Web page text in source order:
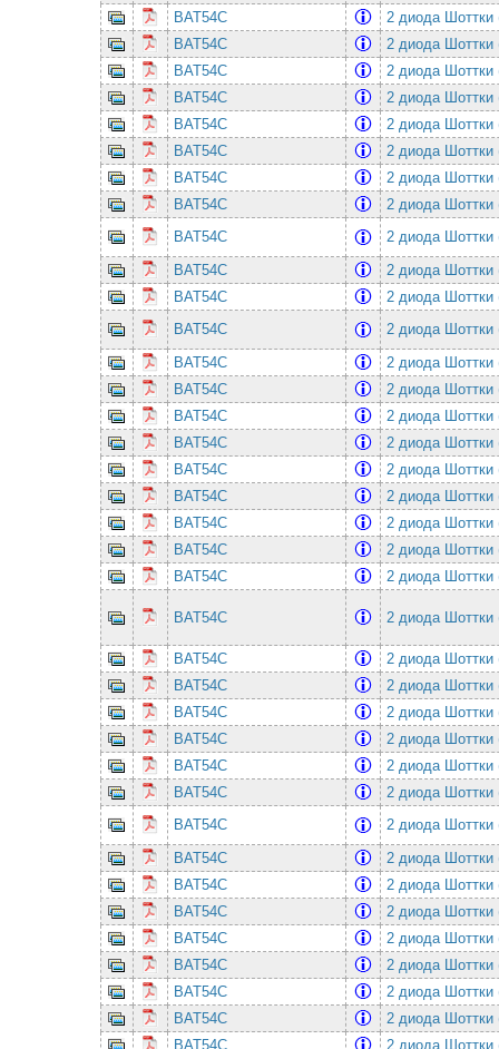
BAT54C
2 диода
BAT54C
2 диода
BAT54C
2 диода
BAT54C
2 диода
BAT54C
2 диода
BAT54C
2 диода
BAT54C
2 диода
BAT54C
2 диода
BAT54C
2 диода
BAT54C
2 диода
BAT54C
2 диода
BAT54C
2 диода
BAT54C
2 диода
BAT54C
2 диода
BAT54C
2 диода
BAT54C
2 диода
BAT54C
2 диода
BAT54C
2 диода
BAT54C
2 диода
BAT54C
2 диода
BAT54C
2 диода
BAT54C 2 диода
BAT54C
2 диода
BAT54C
2 диода
BAT54C
2 диода
BAT54C
2 диода
BAT54C
2 диода
BAT54C
2 диода
BAT54C
2 диода
BAT54C
2 диода
BAT54C
2 диода
BAT54C
2 диода
BAT54C
2 диода
BAT54C
2 диода
BAT54C
2 диода
BAT54C
2 диода
BAT54C
2 диода